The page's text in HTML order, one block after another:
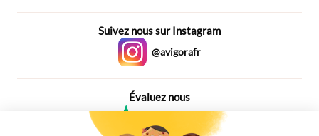
incontestablement. L’humanitaire m’aurait tenté.
Pour consulter Patricia-mou simplement voir sa page,
voyante Patricia-m
Suivez nous sur Instagram
@avigorafr
Évaluez nous